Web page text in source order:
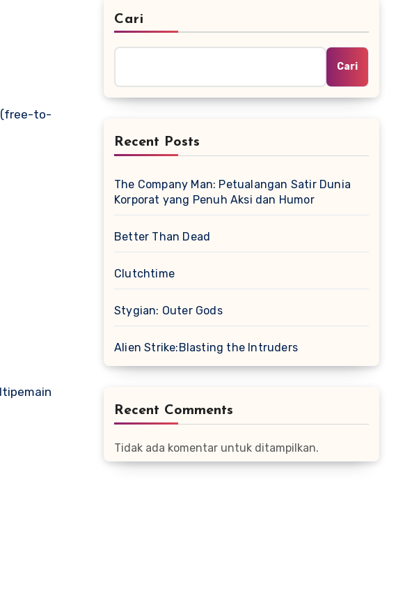
Cari
Cari
Recent Posts
The Company Man: Petualangan Satir Dunia
Korporat yang Penuh Aksi dan Humor
Better Than Dead
Clutchtime
Stygian: Outer Gods
Alien Strike:Blasting the Intruders
Recent Comments
Tidak ada komentar untuk ditampilkan.